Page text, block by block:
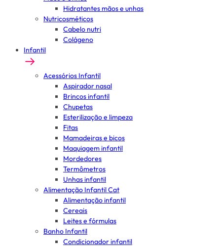
Hidratantes mãos e unhas
Nutricosméticos
Cabelo nutri
Colágeno
Infantil
Acessórios Infantil
Aspirador nasal
Brincos infantil
Chupetas
Esterilização e limpeza
Fitas
Mamadeiras e bicos
Maquiagem infantil
Mordedores
Termômetros
Unhas infantil
Alimentação Infantil Cat
Alimentação infantil
Cereais
Leites e fórmulas
Banho Infantil
Condicionador infantil